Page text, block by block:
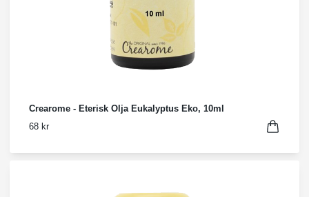
Crearome - Eterisk Olja Eukalyptus Eko, 10ml
68 kr